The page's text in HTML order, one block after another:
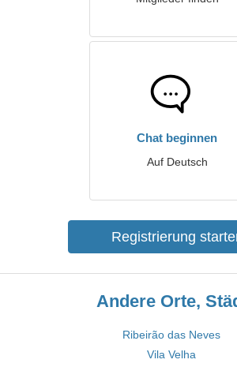
Chat beginnen
Auf Deutsch
Registrierung
Andere Orte,
Ribeirão das Neves
Vila Velha